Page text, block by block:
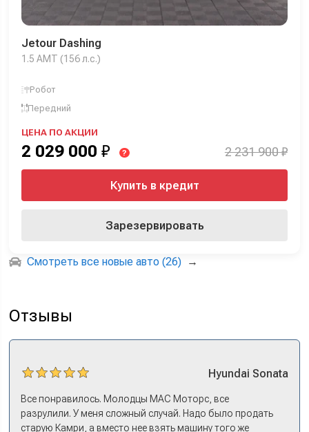
Jetour Dashing
1.5 AMT (156 л.с.)
Робот
Передний
ЦЕНА ПО АКЦИИ
2 029 000 ₽ ? 2 231 900 ₽
Купить в кредит
Зарезервировать
Смотреть все новые авто (26) →
Отзывы
Hyundai Sonata
Все понравилось. Молодцы МАС Моторс, все
разрулили. У меня сложный случай. Надо было продать
старую Камри, а вместо нее взять машину того же